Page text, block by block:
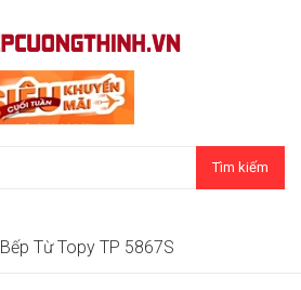
Tìm kiếm
Bếp Từ Topy TP 5867S